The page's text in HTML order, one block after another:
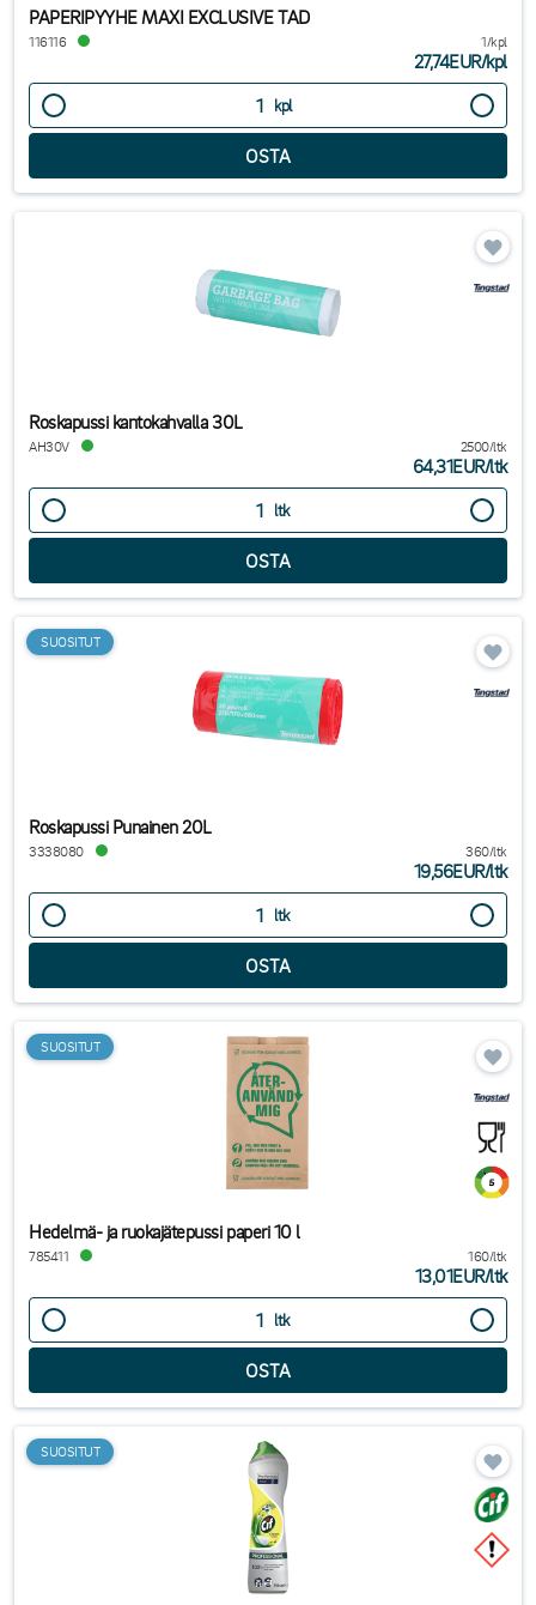
PAPERIPYYHE MAXI EXCLUSIVE TAD
116116 1/kpl
27,74EUR/kpl
kpl
Roskapussi kantokahvalla 30L
AH30V 2500/ltk
64,31EUR/ltk
ltk
SUOSITUT
Roskapussi Punainen 20L
3338080 360/ltk
19,56EUR/ltk
ltk
SUOSITUT
Hedelmä- ja ruokajätepussi paperi 10 l
785411 160/ltk
13,01EUR/ltk
ltk
SUOSITUT